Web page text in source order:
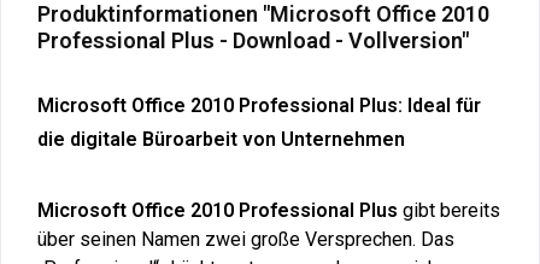
Produktinformationen "Microsoft Office 2010
Professional Plus - Download - Vollversion"
Microsoft Office 2010 Professional Plus: Ideal für
die digitale Büroarbeit von Unternehmen
Microsoft Office 2010 Professional Plus gibt bereits
über seinen Namen zwei große Versprechen. Das